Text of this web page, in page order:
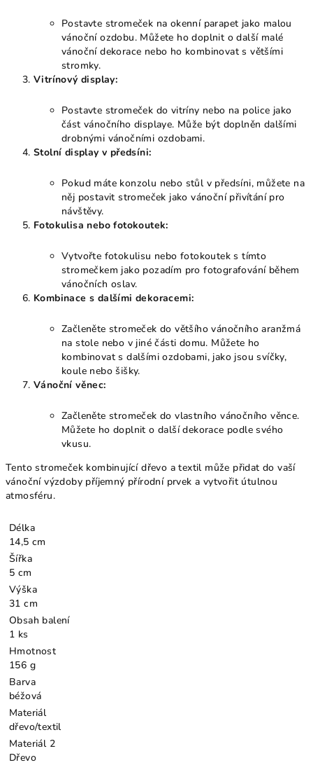
Postavte stromeček na okenní parapet jako malou
vánoční ozdobu. Můžete ho doplnit o další malé
vánoční dekorace nebo ho kombinovat s většími
stromky.
Vitrínový display:
Postavte stromeček do vitríny nebo na police jako
část vánočního displaye. Může být doplněn dalšími
drobnými vánočními ozdobami.
Stolní display v předsíni:
Pokud máte konzolu nebo stůl v předsíni, můžete na
něj postavit stromeček jako vánoční přivítání pro
návštěvy.
Fotokulisa nebo fotokoutek:
Vytvořte fotokulisu nebo fotokoutek s tímto
stromečkem jako pozadím pro fotografování během
vánočních oslav.
Kombinace s dalšími dekoracemi:
Začleněte stromeček do většího vánočního aranžmá
na stole nebo v jiné části domu. Můžete ho
kombinovat s dalšími ozdobami, jako jsou svíčky,
koule nebo šišky.
Vánoční věnec:
Začleněte stromeček do vlastního vánočního věnce.
Můžete ho doplnit o další dekorace podle svého
vkusu.
Tento stromeček kombinující dřevo a textil může přidat do vaší
vánoční výzdoby příjemný přírodní prvek a vytvořit útulnou
atmosféru.
Délka
14,5 cm
Šířka
5 cm
Výška
31 cm
Obsah balení
1 ks
Hmotnost
156 g
Barva
béžová
Materiál
dřevo/textil
Materiál 2
Dřevo